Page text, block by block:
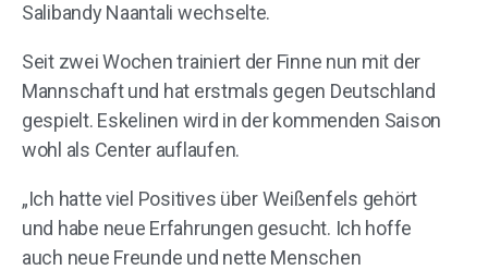
Salibandy Naantali wechselte.
Seit zwei Wochen trainiert der Finne nun mit der
Mannschaft und hat erstmals gegen Deutschland
gespielt. Eskelinen wird in der kommenden Saison
wohl als Center auflaufen.
„Ich hatte viel Positives über Weißenfels gehört
und habe neue Erfahrungen gesucht. Ich hoffe
auch neue Freunde und nette Menschen